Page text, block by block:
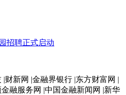
招聘正式启动
财新网 |金融界银行 |东方财富网 |
融服务网 |中国金融新闻网 |新华